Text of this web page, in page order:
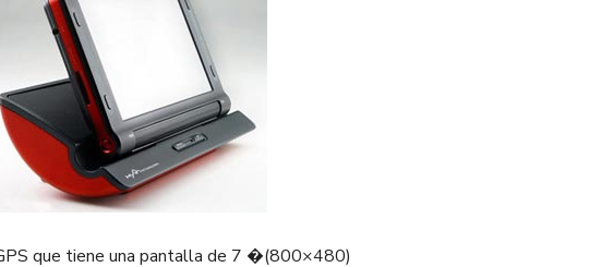
que tiene una pantalla de 7 �(800×480)